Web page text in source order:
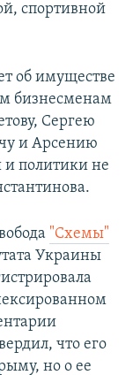
спортивной
об имуществе
бизнесменам
Сергею
и Арсению
политики не
"Схемы"
Украины
что его
но о ее